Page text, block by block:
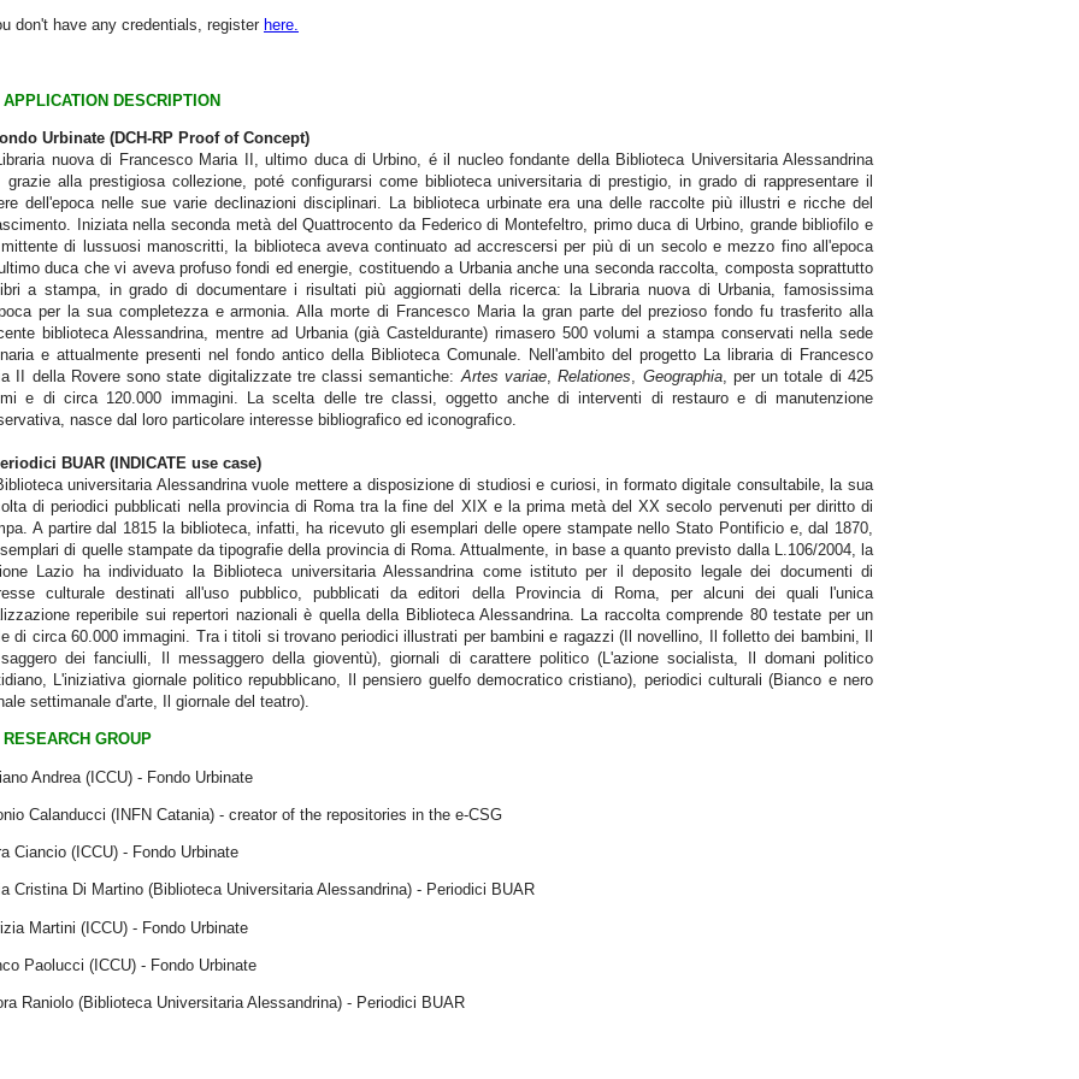
don't have any credentials, register here.
APPLICATION DESCRIPTION
Urbinate (DCH-RP Proof of Concept)
nuova di Francesco Maria II, ultimo duca di Urbino, é il nucleo fondante della Biblioteca Universitaria Alessandrina
grazie alla prestigiosa collezione, poté configurarsi come biblioteca universitaria di prestigio, in grado di rappresentare il
dell'epoca nelle sue varie declinazioni disciplinari. La biblioteca urbinate era una delle raccolte più illustri e ricche del
Iniziata nella seconda metà del Quattrocento da Federico di Montefeltro, primo duca di Urbino, grande bibliofilo e
di lussuosi manoscritti, la biblioteca aveva continuato ad accrescersi per più di un secolo e mezzo fino all'epoca
duca che vi aveva profuso fondi ed energie, costituendo a Urbania anche una seconda raccolta, composta soprattutto
a stampa, in grado di documentare i risultati più aggiornati della ricerca: la Libraria nuova di Urbania, famosissima
per la sua completezza e armonia. Alla morte di Francesco Maria la gran parte del prezioso fondo fu trasferito alla
biblioteca Alessandrina, mentre ad Urbania (già Casteldurante) rimasero 500 volumi a stampa conservati nella sede
e attualmente presenti nel fondo antico della Biblioteca Comunale. Nell'ambito del progetto La libraria di Francesco
II della Rovere sono state digitalizzate tre classi semantiche: Artes variae,Relationes, Geographia, per un totale di 425
e di circa 120.000 immagini. La scelta delle tre classi, oggetto anche di interventi di restauro e di manutenzione
nasce dal loro particolare interesse bibliografico ed iconografico.
BUAR (INDICATE use case)
universitaria Alessandrina vuole mettere a disposizione di studiosi e curiosi, in formato digitale consultabile, la sua
di periodici pubblicati nella provincia di Roma tra la fine del XIX e la prima metà del XX secolo pervenuti per diritto di
A partire dal 1815 la biblioteca, infatti, ha ricevuto gli esemplari delle opere stampate nello Stato Pontificio e, dal 1870,
di quelle stampate da tipografie della provincia di Roma. Attualmente, in base a quanto previsto dalla L.106/2004, la
Lazio ha individuato la Biblioteca universitaria Alessandrina come istituto per il deposito legale dei documenti di
culturale destinati all'uso pubblico, pubblicati da editori della Provincia di Roma, per alcuni dei quali l'unica
reperibile sui repertori nazionali è quella della Biblioteca Alessandrina. La raccolta comprende 80 testate per un
di circa 60.000 immagini. Tra i titoli si trovano periodici illustrati per bambini e ragazzi (Il novellino, Il folletto dei bambini, Il
dei fanciulli, Il messaggero della gioventù), giornali di carattere politico (L'azione socialista, Il domani politico
L'iniziativa giornale politico repubblicano, Il pensiero guelfo democratico cristiano), periodici culturali (Bianco e nero
settimanale d'arte, Il giornale del teatro).
RESEARCH GROUP
Andrea (ICCU) - Fondo Urbinate
Calanducci (INFN Catania) - creator of the repositories in the e-CSG
Ciancio (ICCU) - Fondo Urbinate
Cristina Di Martino (Biblioteca Universitaria Alessandrina) - Periodici BUAR
Martini (ICCU) - Fondo Urbinate
Paolucci (ICCU) - Fondo Urbinate
Raniolo (Biblioteca Universitaria Alessandrina) - Periodici BUAR